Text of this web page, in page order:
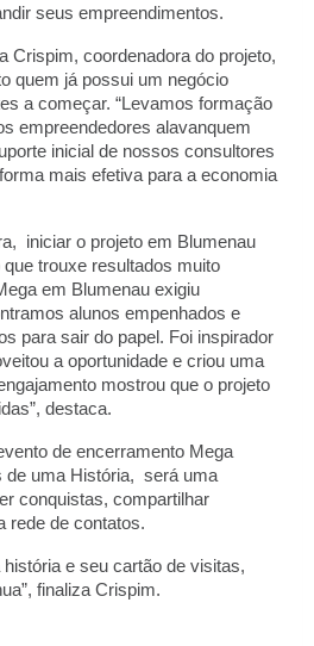
seus empreendimentos.
Crispim, coordenadora do projeto,
quem já possui um negócio
a começar. “Levamos formação
empreendedores alavanquem
inicial de nossos consultores
mais efetiva para a economia
iniciar o projeto em Blumenau
trouxe resultados muito
em Blumenau exigiu
alunos empenhados e
para sair do papel. Foi inspirador
a oportunidade e criou uma
mostrou que o projeto
destaca.
de encerramento Mega
de uma História, será uma
conquistas, compartilhar
rede de contatos.
história e seu cartão de visitas,
finaliza Crispim.